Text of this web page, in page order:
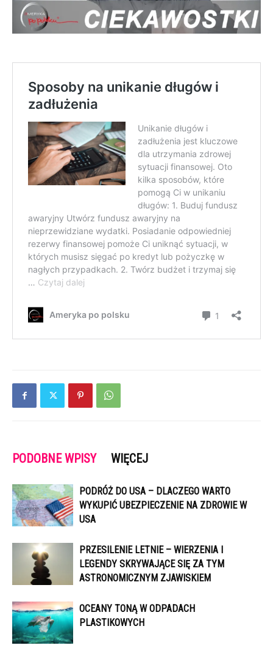
PODOBNE WPISY WIĘCEJ
PODRÓŻ DO USA – DLACZEGO WARTO
WYKUPIĆ UBEZPIECZENIE NA ZDROWIE W
USA
PRZESILENIE LETNIE – WIERZENIA I
LEGENDY SKRYWAJĄCE SIĘ ZA TYM
ASTRONOMICZNYM ZJAWISKIEM
OCEANY TONĄ W ODPADACH
PLASTIKOWYCH